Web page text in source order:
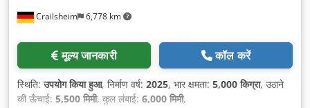
Crailsheim 6,778 km
मूल्य जानकारी कॉल करें
स्थिति:उपयोग किया हुआ, निर्माण वर्ष: 2025, भार क्षमता: 5,000 किग्रा, उठाने
की ऊँचाई: 5,500 मिमी, कुल लंबाई: 6,000 मिमी,